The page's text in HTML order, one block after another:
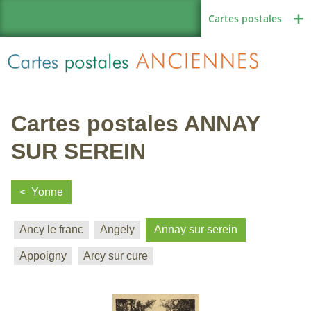
Cartes postales
Région de France
Thèmes
Cartes postales ANNAY
SUR SEREIN
Yonne
Ancy le franc Angely Annay sur serein
Appoigny Arcy sur cure